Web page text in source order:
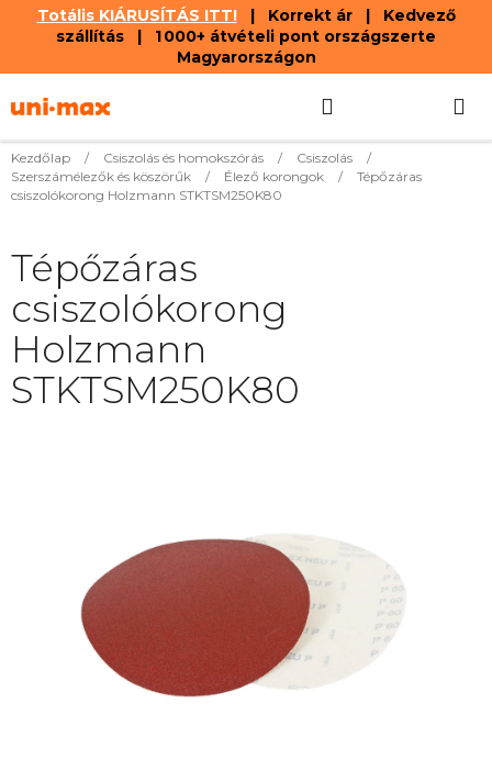
Totális KIÁRUSÍTÁS ITT!| Korrekt ár | Kedvező
szállítás | 1 000+ átvételi pont országszerte
Magyarországon
tartalomhoz
KOSÁR
Kezdőlap / Csiszolás és homokszórás / Csiszolás
/
Szerszámélezők és köszörűk
/ Élező korongok /
Tépőzáras
csiszolókorong Holzmann STKTSM250K80
Tépőzáras
csiszolókorong
Holzmann
STKTSM250K80